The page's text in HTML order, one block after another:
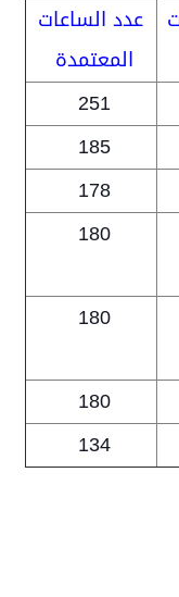
عدد الساعات
المعتمدة
251
185
178
180
180
180
134